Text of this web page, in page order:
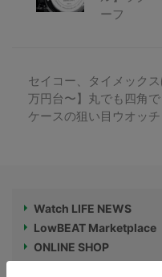
ーフ
セイコー、タイメック
万円台〜】丸でも四角
ケースの狙い目ウオッチ
Watch LIFE NEWS
LowBEAT Marketplace
ONLINE SHOP